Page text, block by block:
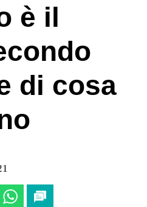
è il
di cosa